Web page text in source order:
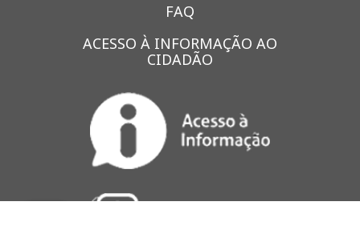
FAQ
ACESSO À INFORMAÇÃO AO
CIDADÃO